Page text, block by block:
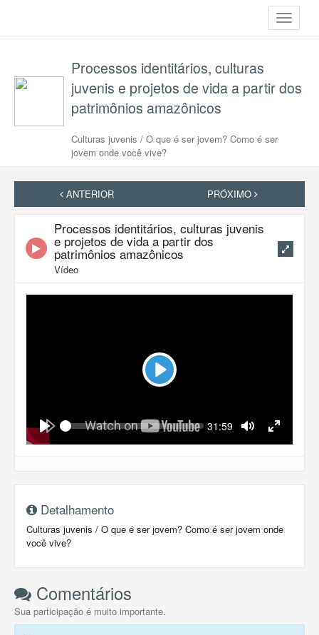
Toggle
Processos identitários, culturas
juvenis e projetos de vida a partir dos
patrimônios amazônicos
Culturas juvenis / O que é ser jovem? Como é ser
jovem onde você vive?
ANTERIOR PRÓXIMO
Processos identitários, culturas juvenis
e projetos de vida a partir dos
patrimônios amazônicos
Vídeo
Play
Play
Seek Current
31:59
Mute Fullscreen
Detalhamento
Culturas juvenis / O que é ser jovem? Como é ser jovem onde
você vive?
Comentários
Sua participação é muito importante.